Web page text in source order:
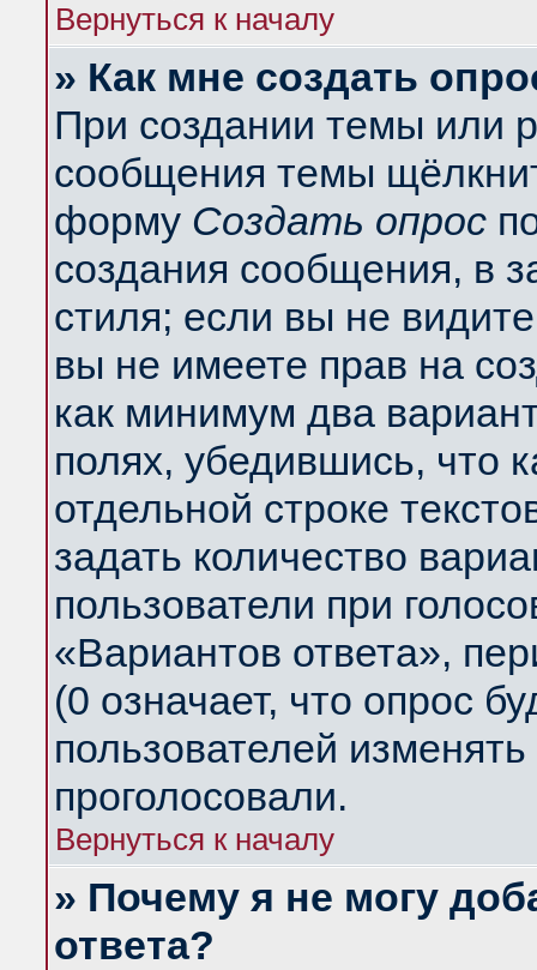
Вернуться к началу
» Как мне создать
При создании темы или
сообщения темы
форму Создать опрос
создания сообщения, в
стиля; если вы не
вы не имеете прав на
как минимум два
полях, убедившись, что
отдельной строке
задать количество
пользователи при
«Вариантов ответа»,
(0 означает, что опрос
пользователей
проголосовали.
Вернуться к началу
» Почему я не могу
ответа?